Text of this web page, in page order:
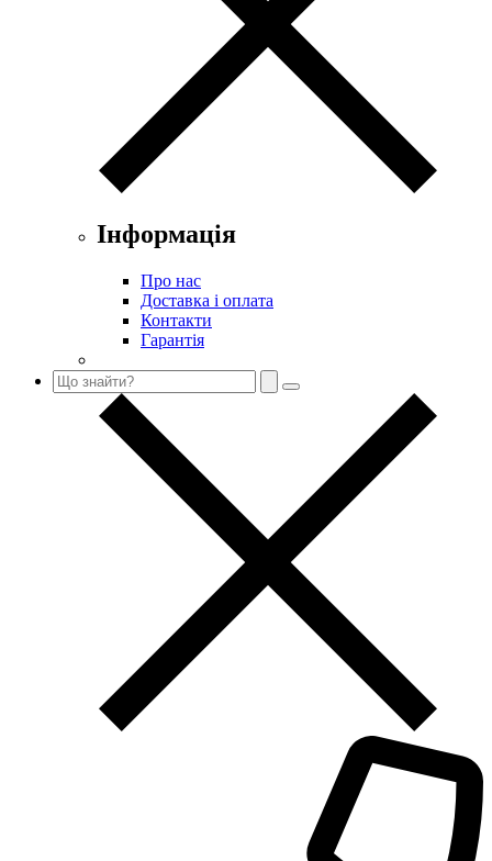
Інформація
Про нас
Доставка і оплата
Контакти
Гарантія